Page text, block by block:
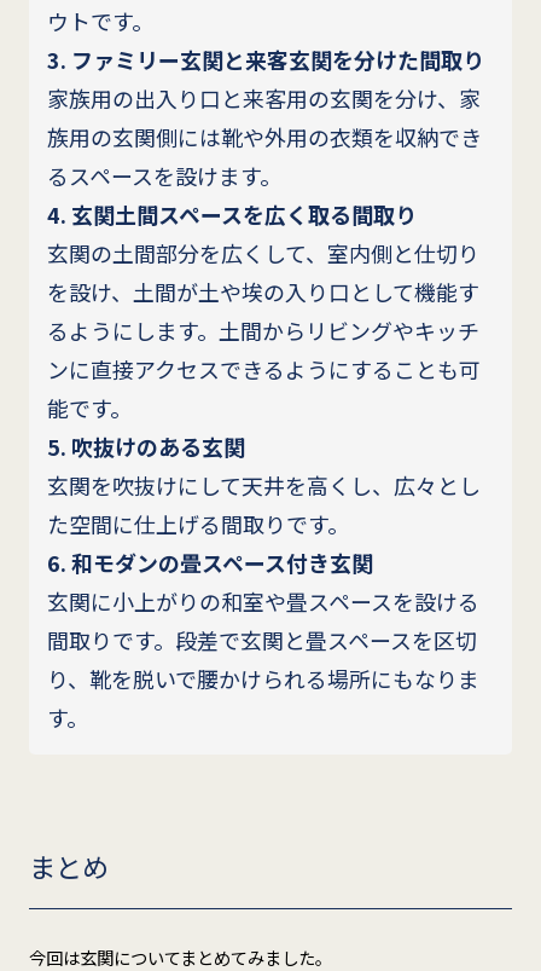
ウトです。
3. ファミリー玄関と来客玄関を分けた間取り
家族用の出入り口と来客用の玄関を分け、家
族用の玄関側には靴や外用の衣類を収納でき
るスペースを設けます。
4. 玄関土間スペースを広く取る間取り
玄関の土間部分を広くして、室内側と仕切り
を設け、土間が土や埃の入り口として機能す
るようにします。土間からリビングやキッチ
ンに直接アクセスできるようにすることも可
能です。
5. 吹抜けのある玄関
玄関を吹抜けにして天井を高くし、広々とし
た空間に仕上げる間取りです。
6. 和モダンの畳スペース付き玄関
玄関に小上がりの和室や畳スペースを設ける
間取りです。段差で玄関と畳スペースを区切
り、靴を脱いで腰かけられる場所にもなりま
す。
まとめ
今回は玄関についてまとめてみました。